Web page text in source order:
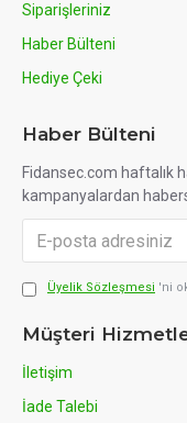
Siparişleriniz
Haber Bülteni
Hediye Çeki
Haber Bülteni
Fidansec.com haftalık
kampanyalardan
Üyelik Sözleşmesi 'ni
Müşteri
İletişim
İade Talebi